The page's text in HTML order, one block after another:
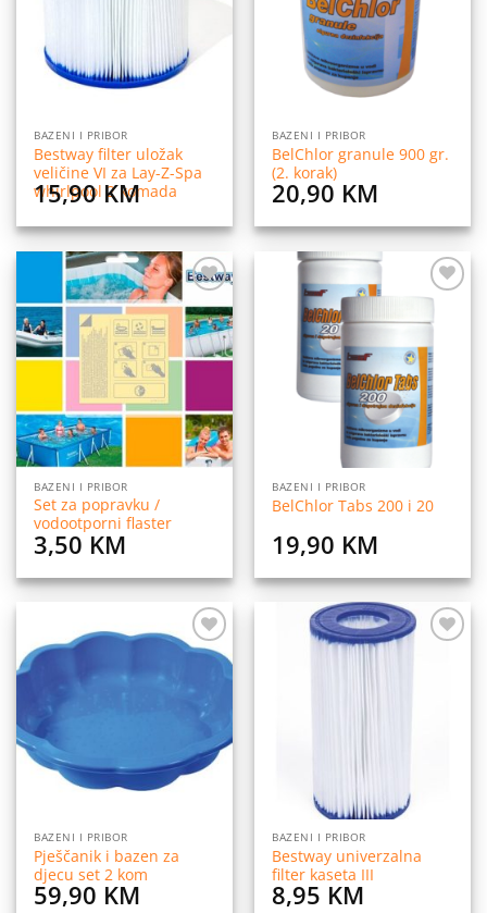
BAZENI I PRIBOR
Bestway filter uložak
veličine VI za Lay-Z-Spa
whirlpool 2 komada
15,90KM
BAZENI I PRIBOR
BelChlor granule 900 gr.
(2. korak)
20,90 KM
Dodaj
na
listu
želja
BAZENI I PRIBOR
Set za popravku /
vodootporni flaster
3,50 KM
želja
BAZENI I PRIBOR
BelChlor Tabs 200 i 20
19,90 KM
Dodaj
listu
želja
BAZENI I PRIBOR
Pješčanik i bazen za
djecu set 2 kom
59,90 KM
BAZENI I PRIBOR
Bestway univerzalna
filter kaseta III
8,95 KM